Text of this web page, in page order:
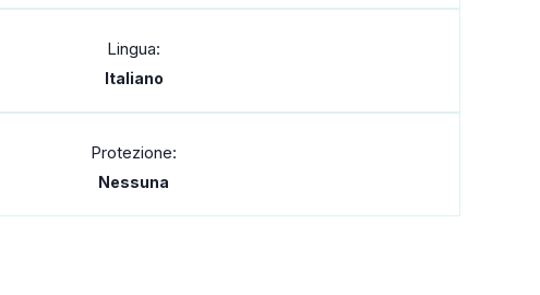
Lingua:
Italiano
Protezione:
Nessuna